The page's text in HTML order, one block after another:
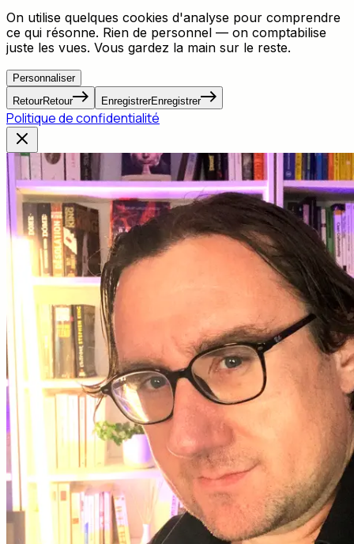
On utilise quelques cookies d'analyse pour comprendre
ce qui résonne. Rien de personnel — on comptabilise
juste les vues. Vous gardez la main sur le reste.
Personnaliser
RetourRetour EnregistrerEnregistrer
Politique de confidentialité